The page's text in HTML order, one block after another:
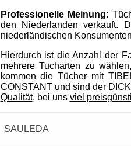
Professionelle Meinung:
den Niederlanden verkauft.
niederländischen
Hierdurch ist die Anzahl der
mehrere Tucharten zu
kommen die Tücher mit
CONSTANT und sind der
Qualität, bei uns viel
SAULEDA